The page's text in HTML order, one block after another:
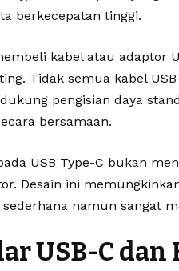
berkecepatan tinggi.
kabel atau adaptor
Tidak semua kabel
pengisian daya
bersamaan.
USB Type-C bukan
Desain ini
namun sangat
USB-C